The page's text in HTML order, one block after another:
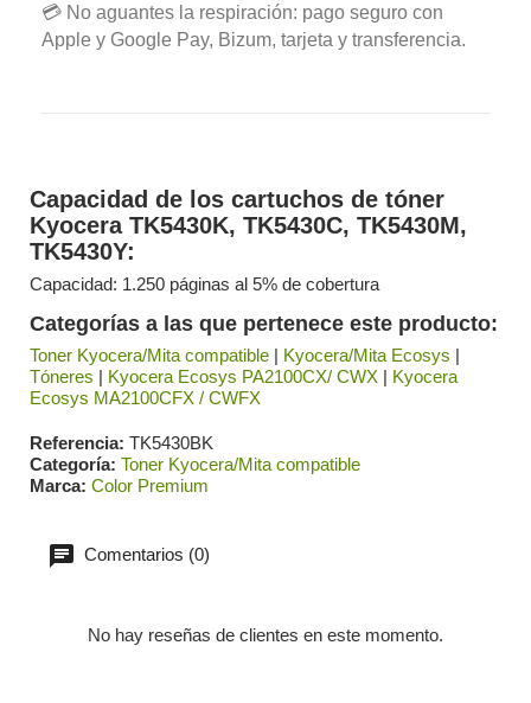
💳 No aguantes la respiración: pago seguro con
Apple y Google Pay, Bizum, tarjeta y transferencia.
Capacidad de los cartuchos de tóner
Kyocera TK5430K, TK5430C, TK5430M,
TK5430Y:
Capacidad: 1.250 páginas al 5% de cobertura
Categorías a las que pertenece este producto:
Toner Kyocera/Mita compatible | Kyocera/Mita Ecosys |
Tóneres | Kyocera Ecosys PA2100CX/ CWX | Kyocera
Ecosys MA2100CFX / CWFX
Referencia TK5430BK
Categoría Toner Kyocera/Mita compatible
Marca Color Premium
Comentarios (0)
No hay reseñas de clientes en este momento.